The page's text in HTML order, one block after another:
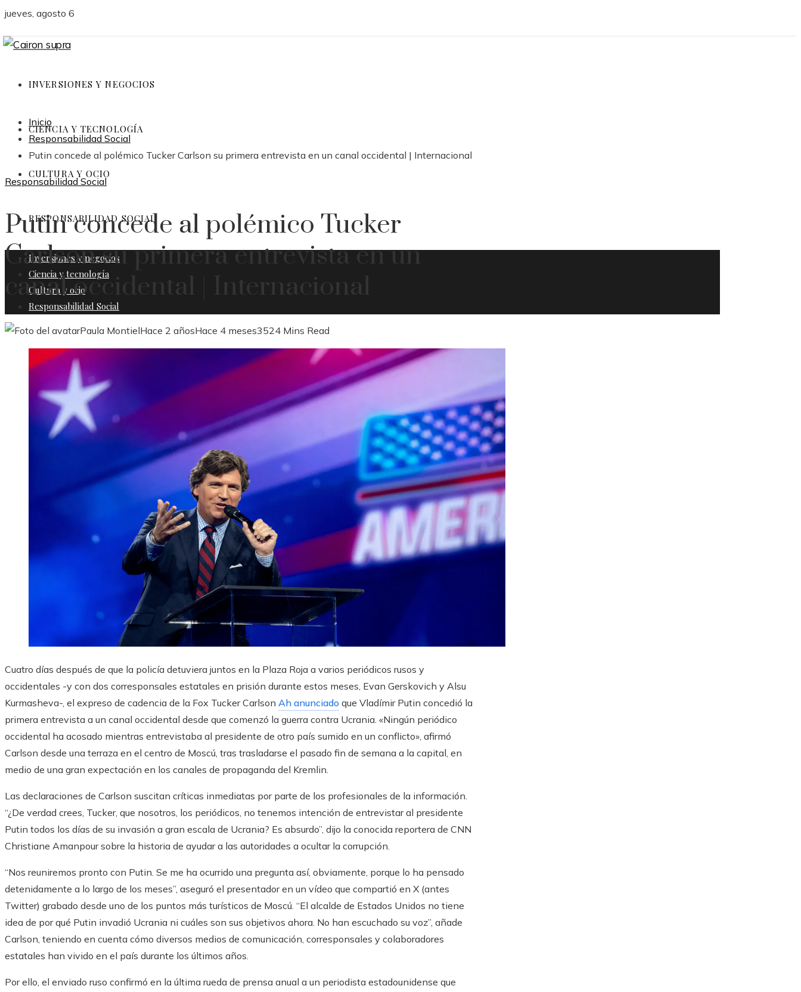
jueves, agosto 6
INVERSIONES Y NEGOCIOS
CIENCIA Y TECNOLOGÍA
CULTURA Y OCIO
RESPONSABILIDAD SOCIAL
Inversiones y negocios
Ciencia y tecnología
Cultura y ocio
Responsabilidad Social
Inicio
Responsabilidad Social
Putin concede al polémico Tucker Carlson su primera entrevista en un canal occidental | Internacional
Responsabilidad Social
Putin concede al polémico Tucker
Carlson su primera entrevista en un
canal occidental | Internacional
Paula MontielHace 2 añosHace 4 meses3524 Mins Read
Cuatro días después de que la policía detuviera juntos en la Plaza Roja a varios periódicos rusos y
occidentales -y con dos corresponsales estatales en prisión durante estos meses, Evan Gerskovich y Alsu
Kurmasheva-, el expreso de cadencia de la Fox Tucker Carlson Ah anunciado que Vladímir Putin concedió la
primera entrevista a un canal occidental desde que comenzó la guerra contra Ucrania. «Ningún periódico
occidental ha acosado mientras entrevistaba al presidente de otro país sumido en un conflicto», afirmó
Carlson desde una terraza en el centro de Moscú, tras trasladarse el pasado fin de semana a la capital, en
medio de una gran expectación en los canales de propaganda del Kremlin.
Las declaraciones de Carlson suscitan críticas inmediatas por parte de los profesionales de la información.
“¿De verdad crees, Tucker, que nosotros, los periódicos, no tenemos intención de entrevistar al presidente
Putin todos los días de su invasión a gran escala de Ucrania? Es absurdo”, dijo la conocida reportera de CNN
Christiane Amanpour sobre la historia de ayudar a las autoridades a ocultar la corrupción.
“Nos reuniremos pronto con Putin. Se me ha ocurrido una pregunta así, obviamente, porque lo ha pensado
detenidamente a lo largo de los meses”, aseguró el presentador en un vídeo que compartió en X (antes
Twitter) grabado desde uno de los puntos más turísticos de Moscú. “El alcalde de Estados Unidos no tiene
idea de por qué Putin invadió Ucrania ni cuáles son sus objetivos ahora. No han escuchado su voz”, añade
Carlson, teniendo en cuenta cómo diversos medios de comunicación, corresponsales y colaboradores
estatales han vivido en el país durante los últimos años.
Por ello, el enviado ruso confirmó en la última rueda de prensa anual a un periodista estadounidense que